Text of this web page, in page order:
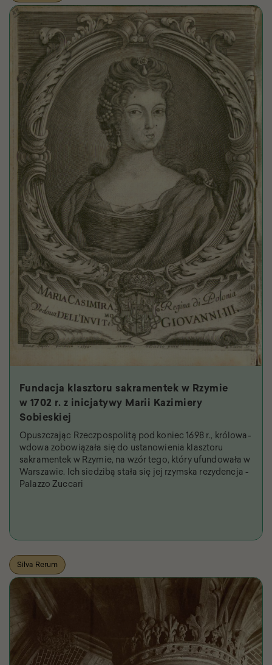
Fundacja klasztoru sakramentek w Rzymie
w 1702 r. z inicjatywy Marii Kazimiery
Sobieskiej
Opuszczając Rzeczpospolitą pod koniec 1698 r., królowa-
wdowa zobowiązała się do ustanowienia klasztoru
sakramentek w Rzymie, na wzór tego, który ufundowała w
Warszawie. Ich siedzibą stała się jej rzymska rezydencja -
Palazzo Zuccari
Silva Rerum